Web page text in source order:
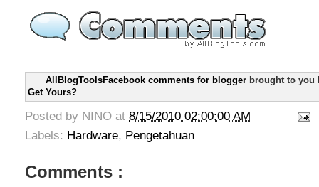
AllBlogToolsFacebook comments for blogger brought to you
Get Yours?
Posted by NINO at 8/15/2010 02:00:00 AM
Labels: Hardware, Pengetahuan
Comments :